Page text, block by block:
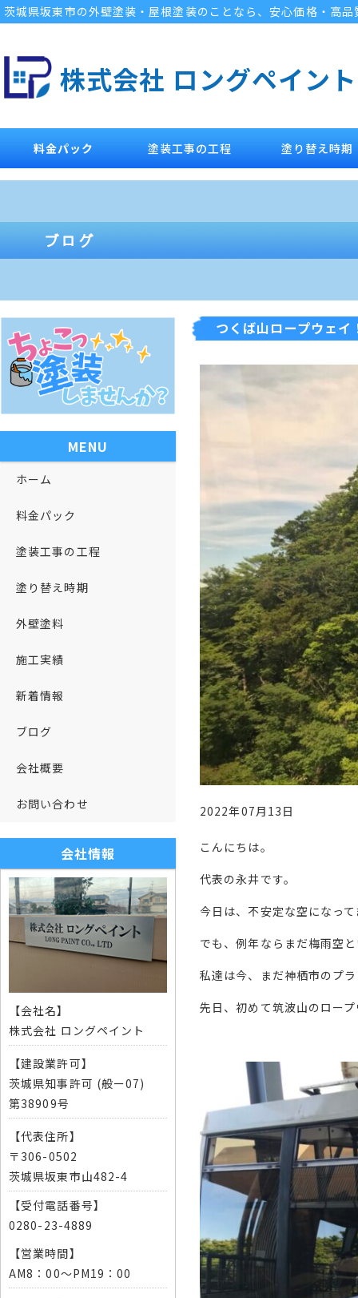
茨城県坂東市の外壁塗装・屋根塗装のことなら、安心価格・高
株式会社 ロングペイント
料金パック 塗装工事の工程 塗り替え時期
つくば山ロープウェイ
2022年07月13日
こんにちは。
代表の永井です。
今日は、不安定な空になって
でも、例年ならまだ梅雨空
私達は今、まだ神栖市のプ
先日、初めて筑波山のロー
MENU
ホーム
料金パック
塗装工事の工程
塗り替え時期
外壁塗料
施工実績
新着情報
ブログ
会社概要
お問い合わせ
会社情報
【会社名】
株式会社 ロングペイント
【建設業許可】
茨城県知事許可 (般ー07)
第38909号
【代表住所】
〒306-0502
茨城県坂東市山482-4
【受付電話番号】
0280-23-4889
【営業時間】
AM8：00～PM19：00